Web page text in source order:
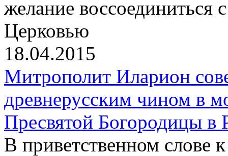
желание воссоединиться
Церковью
18.04.2015
Митрополит Иларион
древнерусским чином в
Пресвятой Богородицы в
В приветственном слове